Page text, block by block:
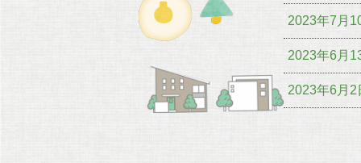
2023年7月
2023年6月
2023年6月2